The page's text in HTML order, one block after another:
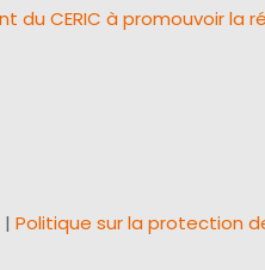
du CERIC à promouvoir la
| Politique sur la protection